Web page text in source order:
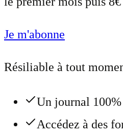
Je m'abonne
Résiliable à tout
Un journal
Accédez à des